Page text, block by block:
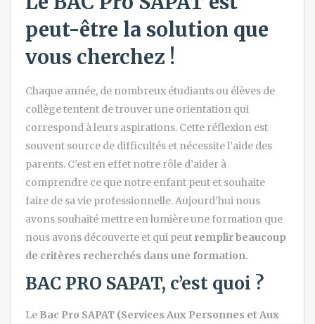
peut-être la solution que
vous cherchez !
Chaque année, de nombreux étudiants ou élèves de
collège tentent de trouver une orientation qui
correspond à leurs aspirations. Cette réflexion est
souvent source de difficultés et nécessite l’aide des
parents. C’est en effet notre rôle d’aider à
comprendre ce que notre enfant peut et souhaite
faire de sa vie professionnelle. Aujourd’hui nous
avons souhaité mettre en lumière une formation que
nous avons découverte et qui peut remplir beaucoup
de critères recherchés dans une formation.
BAC PRO SAPAT, c’est quoi ?
Le Bac Pro SAPAT (Services Aux Personnes et Aux